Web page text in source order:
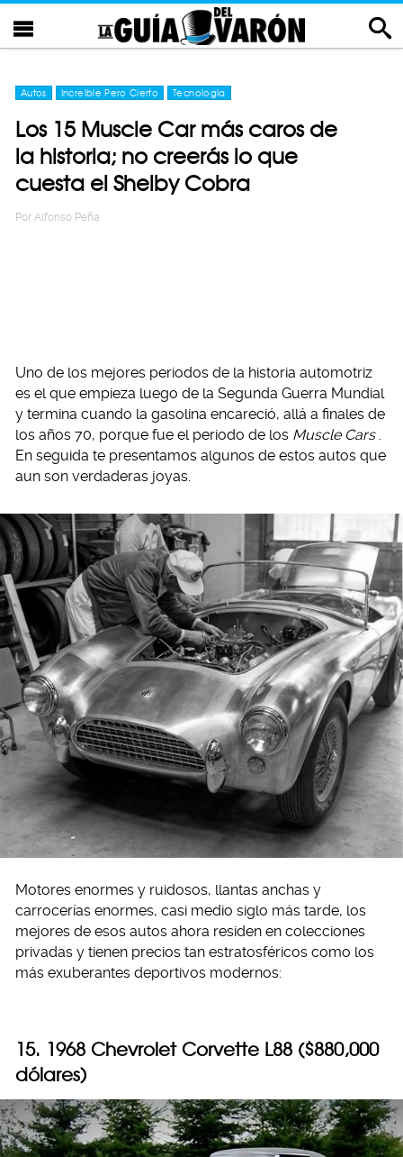
Autos Increíble Pero Cierto Tecnología
Los 15 Muscle Car más caros de
la historia; no creerás lo que
cuesta el Shelby Cobra
Por Alfonso Peña
Uno de los mejores periodos de la historia automotriz
es el que empieza luego de la Segunda Guerra Mundial
y termina cuando la gasolina encareció, allá a finales de
los años 70, porque fue el periodo de los Muscle Cars .
En seguida te presentamos algunos de estos autos que
aun son verdaderas joyas.
Motores enormes y ruidosos, llantas anchas y
carrocerías enormes, casi medio siglo más tarde, los
mejores de esos autos ahora residen en colecciones
privadas y tienen precios tan estratosféricos como los
más exuberantes deportivos modernos:
15. 1968 Chevrolet Corvette L88 ($880,000
dólares)